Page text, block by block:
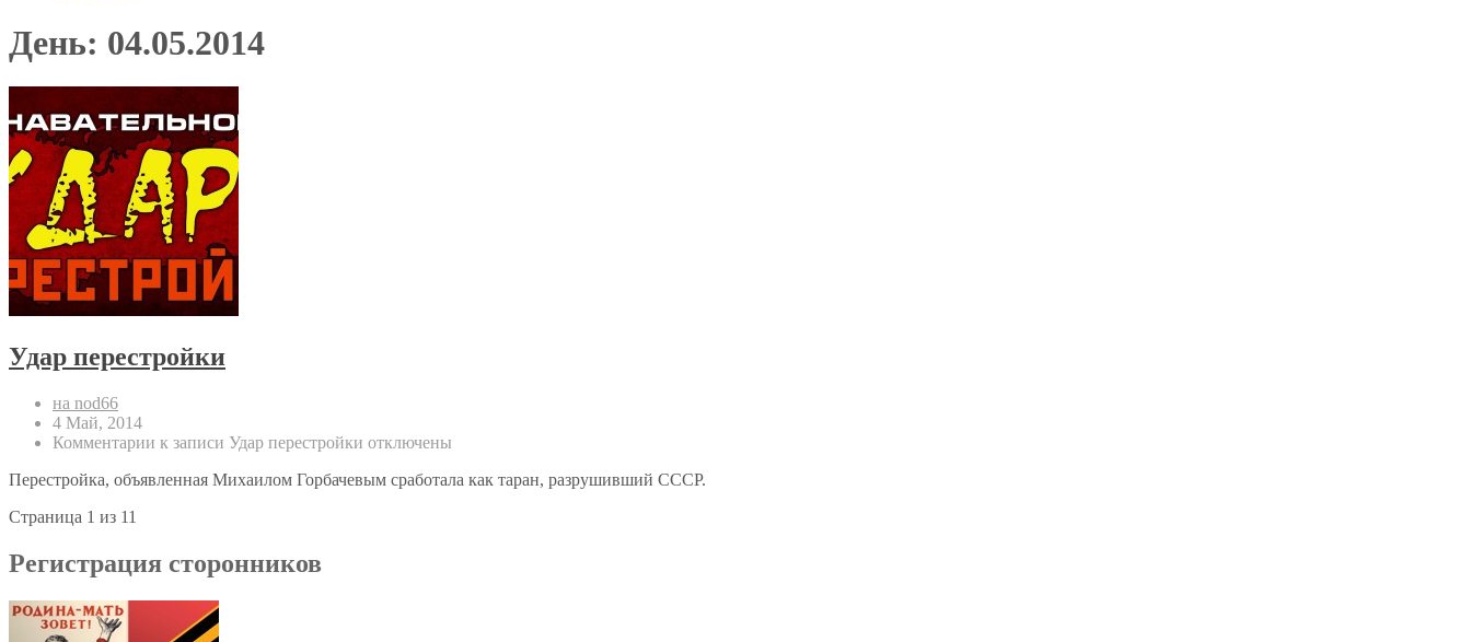
День: 04.05.2014
Удар перестройки
на nod66
4 Май, 2014
Комментарии к записи Удар перестройки отключены
Перестройка, объявленная Михаилом Горбачевым сработала как таран, разрушивший СССР.
Страница 1 из 11
Регистрация сторонников